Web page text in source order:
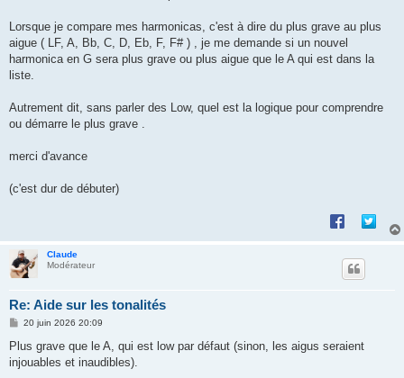
g
Lorsque je compare mes harmonicas, c'est à dire du plus grave au plus
aigue ( LF, A, Bb, C, D, Eb, F, F# ) , je me demande si un nouvel
harmonica en G sera plus grave ou plus aigue que le A qui est dans la
liste.
Autrement dit, sans parler des Low, quel est la logique pour comprendre
ou démarre le plus grave .
merci d'avance
(c'est dur de débuter)
Claude
Modérateur
Re: Aide sur les tonalités
M
s
a
20 juin 2026 20:09
Plus grave que le A, qui est low par défaut (sinon, les aigus seraient
injouables et inaudibles).